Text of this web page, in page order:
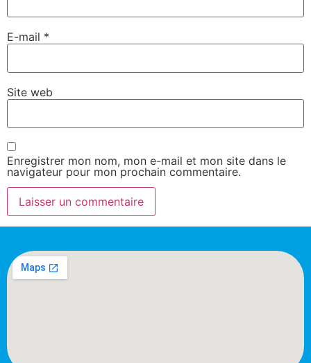
E-mail *
Site web
Enregistrer mon nom, mon e-mail et mon site dans le
navigateur pour mon prochain commentaire.